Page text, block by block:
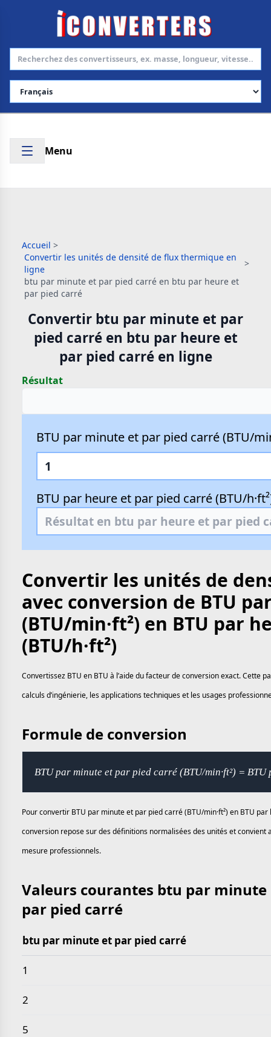
Choisir la langue
Menu
Accueil >
Convertir les unités de densité de flux thermique en
ligne
>
btu par minute et par pied carré en btu par heure et
par pied carré
Convertir btu par minute et par
pied carré en btu par heure et
par pied carré en ligne
Résultat
BTU par minute et par pied carré (BTU/
BTU par heure et par pied carré (BTU/
Convertir les unités de
avec conversion de BTU
(BTU/min·ft²) en BTU par
(BTU/h·ft²)
Convertissez BTU en BTU à l’aide du facteur de conversion exact.
calculs d’ingénierie, les applications techniques et les usages
Formule de conversion
BTU par minute et par pied carré (BTU/min·ft²) =
Pour convertir BTU par minute et par pied carré (BTU/min·ft²) en BTU
conversion repose sur des définitions normalisées des unités et convient
mesure professionnels.
Valeurs courantes btu par
par pied carré
Valeurs courantes btu par minute et par pied
btu par minute et par pied carré
1
2
5